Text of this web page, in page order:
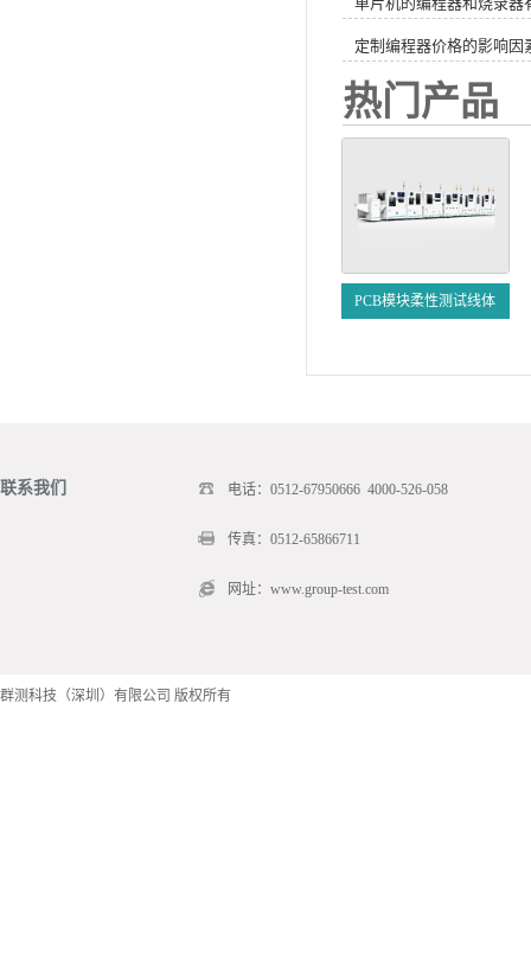
定制编程器价格的影响因
热门产品
PCB模块柔性测试线体
联系我们 电话：0512-67950666 4000-526-058
传真：0512-65866711
网址：www.group-test.com
群测科技（深圳）有限公司 版权所有